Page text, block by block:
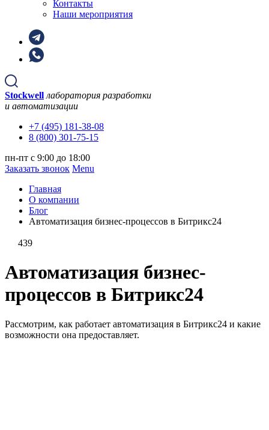
Контакты
Наши мероприятия
Stockwell лаборатория разработки
и автоматизации
+7 (495) 181-38-08
8 (800) 301-75-15
пн-пт с 9:00 до 18:00
Заказать звонок Menu
Главная
О компании
Блог
Автоматизация бизнес-процессов в Битрикс24
439
Автоматизация бизнес-
процессов в Битрикс24
Рассмотрим, как работает автоматизация в Битрикс24 и какие
возможности она предоставляет.